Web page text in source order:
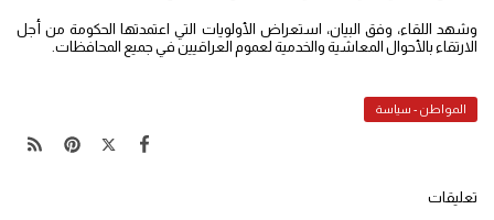
وشهد اللقاء، وفق البيان، استعراض الأولويات التي اعتمدتها الحكومة من أجل
الارتقاء بالأحوال المعاشية والخدمية لعموم العراقيين في جميع المحافظات.
المواطن - سياسة
تعليقات